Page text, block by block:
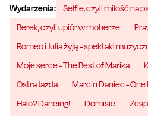
Wydarzenia:
Selfie, czyli miłość na
Berek, czyli upiór w moherze
Romeo i Julia żyją - spektakl
Moje serce - The Best of Marika
Ostra Jazda
Marcin Daniec - One
Halo? Dancing!
Domisie